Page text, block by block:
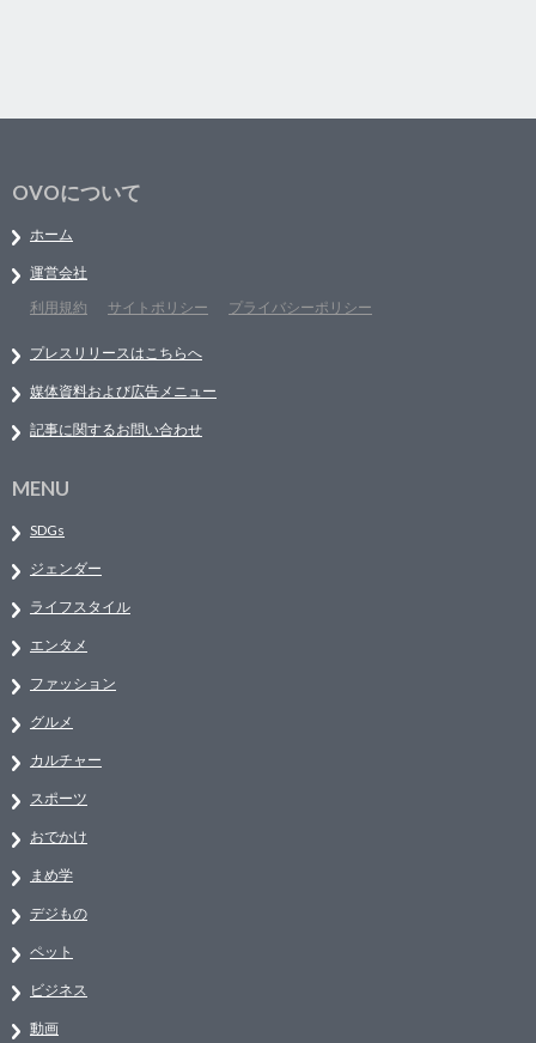
OVOについて
ホーム
運営会社
利用規約
サイトポリシー プライバシーポリシー
プレスリリースはこちらへ
媒体資料および広告メニュー
記事に関するお問い合わせ
MENU
SDGs
ジェンダー
ライフスタイル
エンタメ
ファッション
グルメ
カルチャー
スポーツ
おでかけ
まめ学
デジもの
ペット
ビジネス
動画